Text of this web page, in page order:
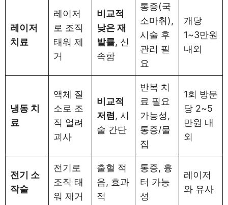
레이저
치료
레이저
로 조직
태워 제
거
비교적
낮은 재
발률, 신
속함
통증(국
소마취),
시술 후
관리 필
요
개당
1~3만원
내외
냉동 치
료
액체 질
소로 조
직 얼려
괴사
비교적
저렴 , 시
술 간단
반복 치
료 필요
가능성,
통증/물
집
1회 방문
당 2~5
만원 내
외
전기 소
작술
전기로
조직 태
워 제거
출혈 적
음, 효과
적
통증, 흉
터 가능
성
레이저
와 유사